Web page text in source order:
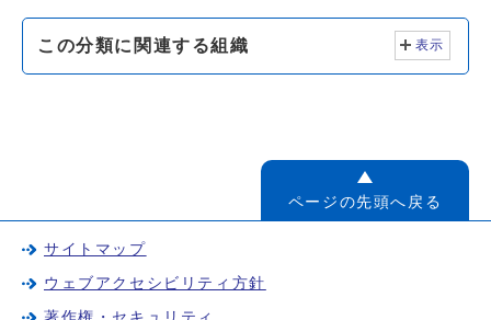
この分類に関連する組織 表示
ページの先頭へ戻る
サイトマップ
ウェブアクセシビリティ方針